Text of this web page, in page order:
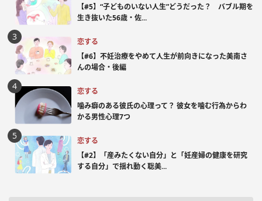
【#5】“子どものいない人生”どうだった？ バブル期を
生き抜いた56歳・佐...
恋する
【#6】不妊治療をやめて人生が前向きになった美南さ
んの場合・後編
恋する
噛み癖のある彼氏の心理って？ 彼女を噛む行為からわ
かる男性心理7つ
恋する
【#2】「産みたくない自分」と「妊産婦の健康を研究
する自分」で揺れ動く聡美...